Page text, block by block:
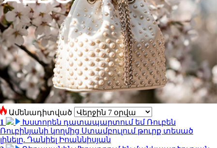
Ամենադիտված
1
Խստորեն դատապարտում եմ Ռուբեն
Ռուբինյանի կողմից Ստամբուլում թուրք տեսած
լինելը. Դանիել Իոաննիսյան